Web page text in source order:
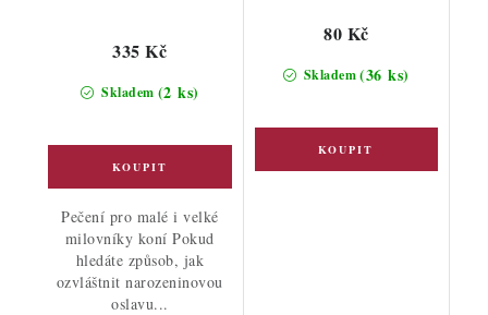
Skladem (2 ks)
335 Kč
Pečení pro malé i velké
milovníky koní Pokud
hledáte způsob, jak
ozvláštnit narozeninovou
oslavu...
Skladem(36 ks)
80 Kč